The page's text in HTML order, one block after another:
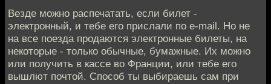
Везде можно распечатать, если билет -
электронный, и тебе его прислали по e-mail. Но не
на все поезда продаются электронные билеты, на
некоторые - только обычные, бумажные. Их можно
или получить в кассе во Франции, или тебе его
вышлют почтой. Способ ты выбираешь сам при